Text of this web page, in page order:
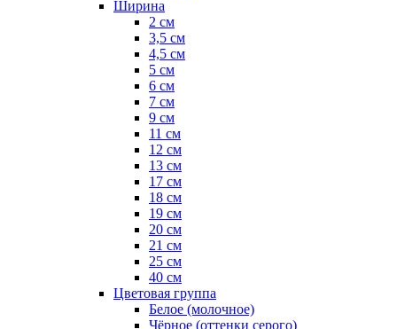
Ширина
2 см
3,5 см
4,5 см
5 см
6 см
7 см
9 см
11 см
12 см
13 см
17 см
18 см
19 см
20 см
21 см
25 см
40 см
Цветовая группа
Белое (молочное)
Чёрное (оттенки серого)